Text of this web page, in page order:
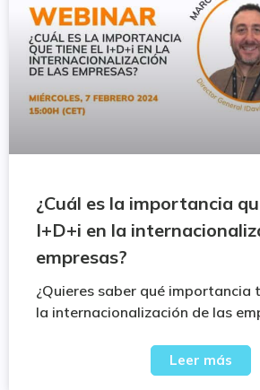
¿Cuál es la importancia
I+D+i en la
empresas?
¿Quieres saber qué importancia
la internacionalización de las
Leer más